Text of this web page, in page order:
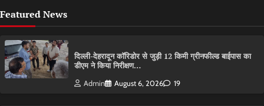
Featured News
दिल्ली-देहरादून कॉरिडोर से जुड़ी 12 किमी ग्रीनफील्ड बाईपास का
डीएम ने किया निरीक्षण…
Admin August 6, 2026 19